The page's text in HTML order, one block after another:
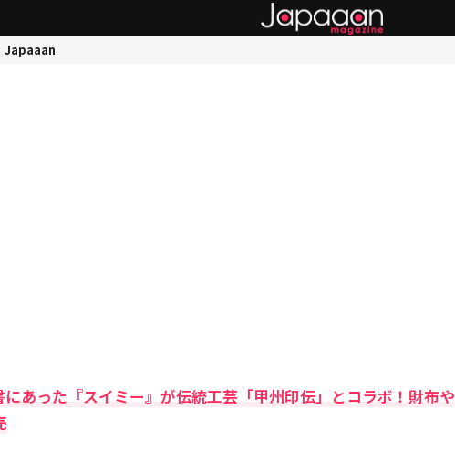
Japaaan
にあった『スイミー』が伝統工芸「甲州印伝」とコラボ！財布や